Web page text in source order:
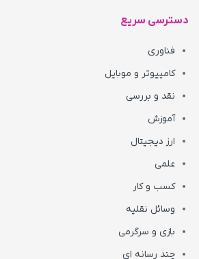
دسترسی سریع
فناوری
کامپیوتر و موبایل
نقد و بررسی
آموزش
ارز دیجیتال
علمی
کسب و کار
وسائل نقلیه
بازی و سرگرمی
چند رسانه ای